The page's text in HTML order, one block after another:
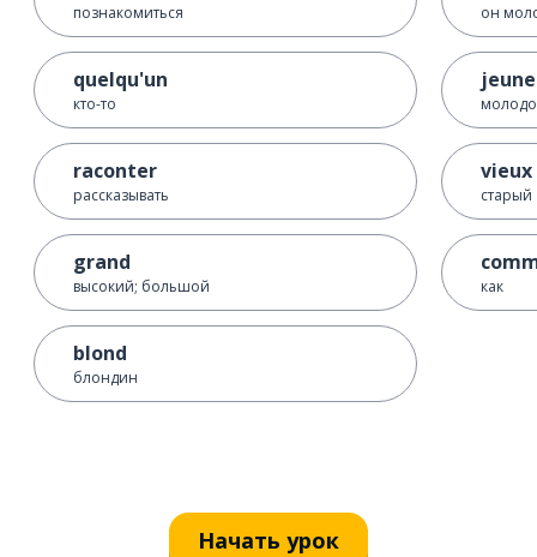
познакомиться
quelqu'un
кто-то
raconter
рассказывать
grand
высокий; большой
blond
блондин
он
jeune
vieux
старый
как
Начать урок